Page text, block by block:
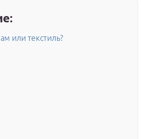
или текстиль?